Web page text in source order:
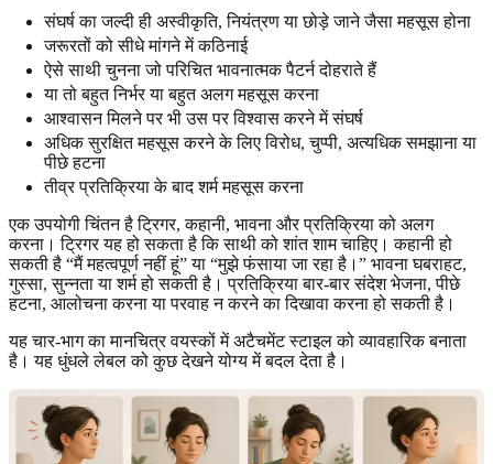
संघर्ष का जल्दी ही अस्वीकृति, नियंत्रण या छोड़े जाने जैसा महसूस होना
जरूरतों को सीधे मांगने में कठिनाई
ऐसे साथी चुनना जो परिचित भावनात्मक पैटर्न दोहराते हैं
या तो बहुत निर्भर या बहुत अलग महसूस करना
आश्वासन मिलने पर भी उस पर विश्वास करने में संघर्ष
अधिक सुरक्षित महसूस करने के लिए विरोध, चुप्पी, अत्यधिक समझाना या
पीछे हटना
तीव्र प्रतिक्रिया के बाद शर्म महसूस करना
एक उपयोगी चिंतन है ट्रिगर, कहानी, भावना और प्रतिक्रिया को अलग
करना। ट्रिगर यह हो सकता है कि साथी को शांत शाम चाहिए। कहानी हो
सकती है “मैं महत्वपूर्ण नहीं हूं” या “मुझे फंसाया जा रहा है।” भावना घबराहट,
गुस्सा, सुन्नता या शर्म हो सकती है। प्रतिक्रिया बार-बार संदेश भेजना, पीछे
हटना, आलोचना करना या परवाह न करने का दिखावा करना हो सकती है।
यह चार-भाग का मानचित्र वयस्कों में अटैचमेंट स्टाइल को व्यावहारिक बनाता
है। यह धुंधले लेबल को कुछ देखने योग्य में बदल देता है।